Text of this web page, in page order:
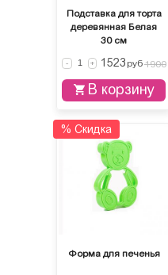
Подставка для торта
деревянная Белая
30 см
- + 1523руб1900
В корзину
% Скидка
Форма для печенья